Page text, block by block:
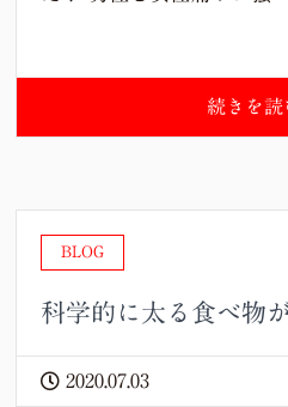
続きを
BLOG
科学的に太る食べ物
2020.07.03